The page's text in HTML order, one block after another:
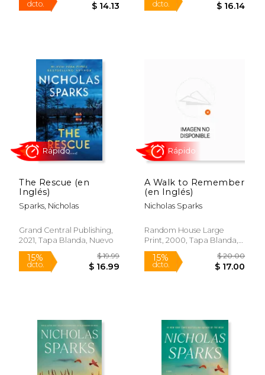
15%
dcto.
Rápido
15%
dcto. $
Rápido Rápido
The Rescue (en
Inglés)
Sparks, Nicholas
Grand Central Publishing,
2021, Tapa Blanda, Nuevo
A Walk to Remember
(en Inglés)
Nicholas Sparks
Random House Large
Print, 2000, Tapa Blanda,
Nuevo